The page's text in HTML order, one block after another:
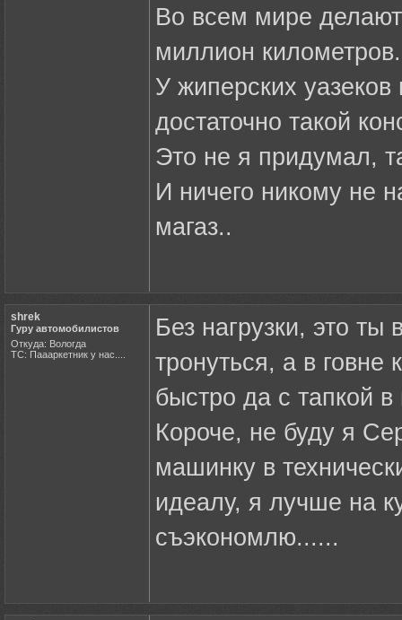
Во всем мире делают
миллион
У жиперских
достаточно такой
Это не я придумал,
И ничего никому не
магаз..
shrek
Гуру автомобилистов
Откуда: Вологда
ТС: Паааркетник у нас....
Без нагрузки, это
тронуться, а в говне
быстро да с тапкой
Короче, не буду я
машинку в
идеалу, я лучше на
съэкономлю......